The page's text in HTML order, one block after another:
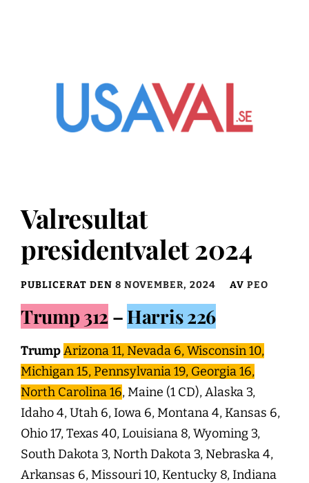
Valresultat
presidentvalet 2024
PUBLICERAT DEN 8 NOVEMBER, 2024 AV PEO
Trump 312 –Harris 226
TrumpArizona 11,Nevada 6, Wisconsin 10,
Michigan 15, Pennsylvania 19, Georgia 16,
North Carolina 16, Maine (1 CD), Alaska 3,
Idaho 4, Utah 6, Iowa 6, Montana 4, Kansas 6,
Ohio 17, Texas 40, Louisiana 8, Wyoming 3,
South Dakota 3, North Dakota 3, Nebraska 4,
Arkansas 6, Missouri 10, Kentucky 8, Indiana